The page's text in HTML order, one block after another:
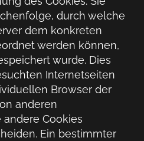
durch welche
dem konkreten
werden können,
wurde. Dies
Internetseiten
Browser der
anderen
Cookies
Ein bestimmter